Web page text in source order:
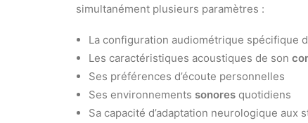
simultanément plusieurs paramètres :
La configuration audiométrique spécifique
Les caractéristiques acoustiques de son
Ses préférences d’écoute personnelles
Ses environnements sonores quotidiens
Sa capacité d’adaptation neurologique aux